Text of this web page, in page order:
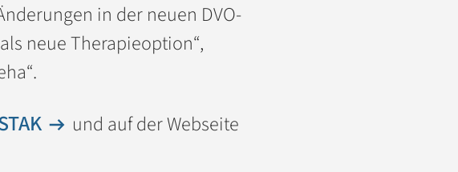
in der neuen DVO-
neue Therapieoption“,
und auf der Webseite